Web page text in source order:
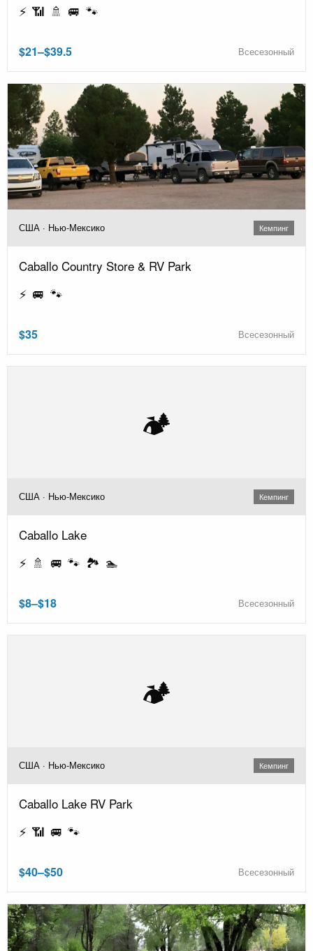
⚡ 📶 🚿 🚐 🐾
$21–$39.5 Всесезонный
США · Нью-Мексико Кемпинг
Caballo Country Store & RV Park
⚡ 🚐 🐾
$35 Всесезонный
🏕️
США · Нью-Мексико Кемпинг
Caballo Lake
⚡ 🚿 🚐 🐾 🏞️ 🏊
$8–$18 Всесезонный
🏕️
США · Нью-Мексико Кемпинг
Caballo Lake RV Park
⚡ 📶 🚐 🐾
$40–$50 Всесезонный